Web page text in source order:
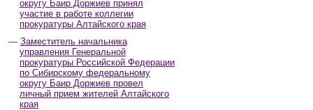
округу Баир Доржиев принял
участие в работе коллегии
прокуратуры Алтайского края
Заместитель начальника
управления Генеральной
прокуратуры Российской Федерации
по Сибирскому федеральному
округу Баир Доржиев провел
личный прием жителей Алтайского
края